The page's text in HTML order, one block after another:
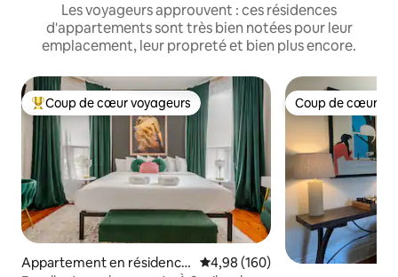
Les voyageurs approuvent : ces résidences
d'appartements sont très bien notées pour leur
emplacement, leur propreté et bien plus encore.
Coups de cœur voyageurs les plus appréciés
Coup de cœur voyageurs
Appartement en résidence
Évaluation moyenne sur la
4,98 (160)
Coup de cœur
Coup de cœur